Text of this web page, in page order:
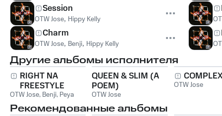
Session
OTW Jose, Hippy Kelly
Charm
OTW Jose, Benji, Hippy Kelly
Другие альбомы исполнителя
RIGHT NA
FREESTYLE
OTW Jose, Benji, Peya
QUEEN & SLIM (A
POEM)
OTW Jose
OTW Jose
Рекомендованные альбомы